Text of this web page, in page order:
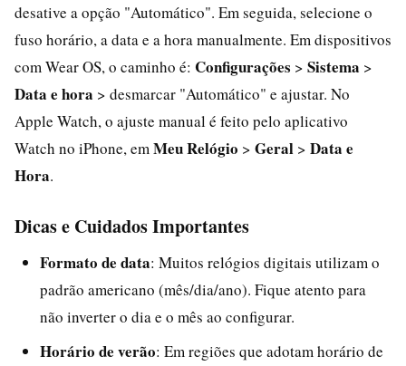
desative a opção "Automático". Em seguida, selecione o
fuso horário, a data e a hora manualmente. Em dispositivos
com Wear OS, o caminho é: Configurações > Sistema >
Data e hora > desmarcar "Automático" e ajustar. No
Apple Watch, o ajuste manual é feito pelo aplicativo
Watch no iPhone, em Meu Relógio > Geral > Data e
Hora.
Dicas e Cuidados Importantes
Formato de data: Muitos relógios digitais utilizam o
padrão americano (mês/dia/ano). Fique atento para
não inverter o dia e o mês ao configurar.
Horário de verão: Em regiões que adotam horário de